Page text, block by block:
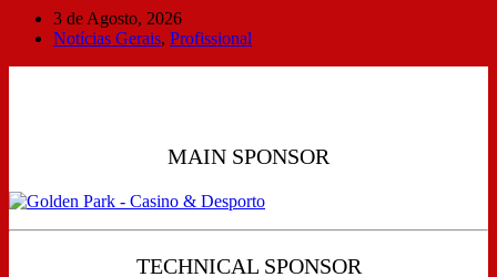
3 de Agosto, 2026
Notícias Gerais, Profissional
MAIN SPONSOR
TECHNICAL SPONSOR